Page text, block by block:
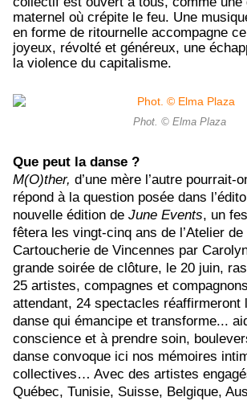
maternel où crépite le feu. Une
en forme de ritournelle accompagne
joyeux, révolté et généreux, une
la violence du capitalisme.
Phot. © Elma Plaza
Que peut la danse ?
M(O)ther, d’une mère l’autre pourrait-
répond à la question posée dans
nouvelle édition de June Events, un
fêtera les vingt-cinq ans de l’Atelier
Cartoucherie de Vincennes par
grande soirée de clôture, le 20 juin,
25 artistes, compagnes et
attendant, 24 spectacles réaffirmeront
danse qui émancipe et transforme...
conscience et à prendre soin,
danse convoque ici nos mémoires
collectives… Avec des artistes
Québec, Tunisie, Suisse, Belgique,